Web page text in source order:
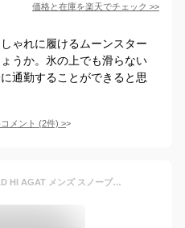
価格と在庫を楽天でチェック >>
ゃれに履けるムーンスター
うか。氷の上でも滑らない
通勤することができると思
メント (2件) >
デサント ディートレース PAD HI AGAT メンズ スノーブーツ 防水 レディース ウィンターブーツ 防寒 スノーシューズ 雪道対応 歩きやすい 冬底 保温 滑らない ヴィブラムソール ブラック 黒 冬靴 DU4FBT02UZ 送料無料 最強翌日配送 evid